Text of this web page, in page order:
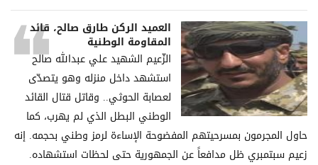
العميد الركن طارق صالح، قائد
المقاومة الوطنية
الزّعيم الشهيد علي عبدالله صالح
استشهد داخل منزله وهو يتصدّى
لعصابة الحوثي.. وقاتل قتال القائد
الوطني البطل الذي لم يهرب، كما
حاول المجرمون بمسرحيتهم المفضوحة الإساءة لرمز وطني بحجمه. إنه
زعيم سبتمبري ظل مدافعاً عن الجمهورية حتى لحظات استشهاده.